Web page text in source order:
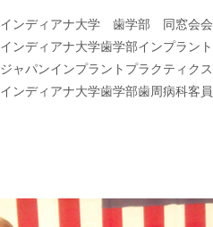
インディアナ大学 歯学部 同窓会
インディアナ大学歯学部インプラン
ジャパンインプラントプラクティク
インディアナ大学歯学部歯周病科客